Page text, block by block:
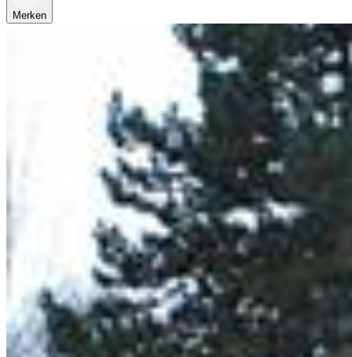
Merken